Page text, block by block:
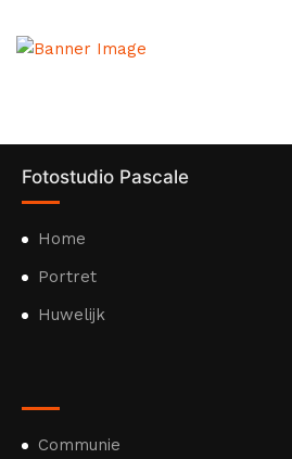
Fotostudio Pascale
Home
Portret
Huwelijk
Communie